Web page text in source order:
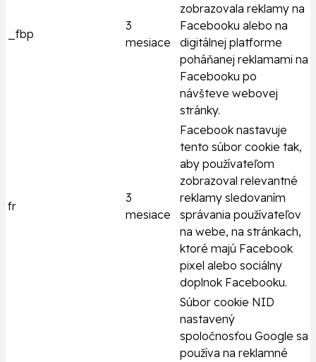
_fbp
3
mesiace
zobrazovala reklamy na
Facebooku alebo na
digitálnej platforme
poháňanej reklamami na
Facebooku po
návšteve webovej
stránky.
fr
3
mesiace
Facebook nastavuje
tento súbor cookie tak,
aby používateľom
zobrazoval relevantné
reklamy sledovaním
správania používateľov
na webe, na stránkach,
ktoré majú Facebook
pixel alebo sociálny
doplnok Facebooku.
Súbor cookie NID
nastavený
spoločnosťou Google sa
používa na reklamné